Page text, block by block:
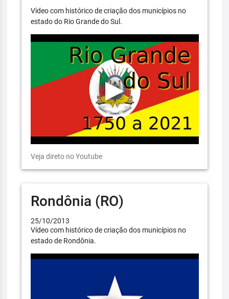
Vídeo com histórico de criação dos municípios no
estado do Rio Grande do Sul.
Veja direto no Youtube
Rondônia (RO)
25/10/2013
Vídeo com histórico de criação dos municípios no
estado de Rondônia.